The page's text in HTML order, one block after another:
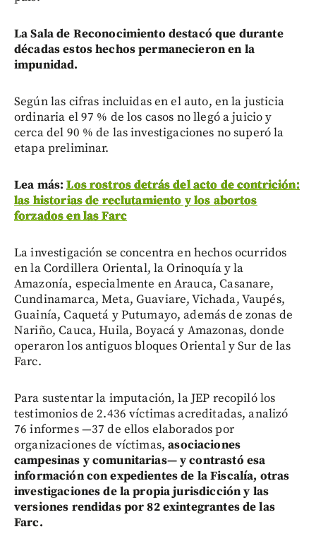
La Sala de Reconocimiento destacó que durante
décadas estos hechos permanecieron en la
impunidad.
Según las cifras incluidas en el auto, en la justicia
ordinaria el 97 % de los casos no llegó a juicio y
cerca del 90 % de las investigaciones no superó la
etapa preliminar.
Lea más:Los rostros detrás del acto de contrición:
las historias de reclutamiento y los abortos
forzados en las Farc
La investigación se concentra en hechos ocurridos
en la Cordillera Oriental, la Orinoquía y la
Amazonía, especialmente en Arauca, Casanare,
Cundinamarca, Meta, Guaviare, Vichada, Vaupés,
Guainía, Caquetá y Putumayo, además de zonas de
Nariño, Cauca, Huila, Boyacá y Amazonas, donde
operaron los antiguos bloques Oriental y Sur de las
Farc.
Para sustentar la imputación, la JEP recopiló los
testimonios de 2.436 víctimas acreditadas, analizó
76 informes —37 de ellos elaborados por
organizaciones de víctimas, asociaciones
campesinas y comunitarias— y contrastó esa
información con expedientes de la Fiscalía, otras
investigaciones de la propia jurisdicción y las
versiones rendidas por 82 exintegrantes de las
Farc.